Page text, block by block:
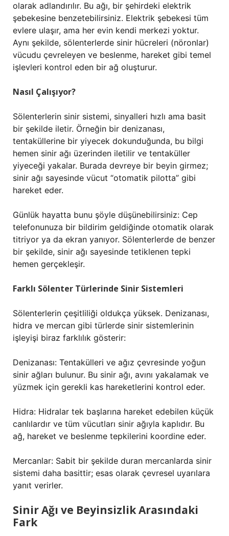
olarak adlandırılır. Bu ağı, bir şehirdeki elektrik
şebekesine benzetebilirsiniz. Elektrik şebekesi tüm
evlere ulaşır, ama her evin kendi merkezi yoktur.
Aynı şekilde, sölenterlerde sinir hücreleri (nöronlar)
vücudu çevreleyen ve beslenme, hareket gibi temel
işlevleri kontrol eden bir ağ oluşturur.
Nasıl Çalışıyor?
Sölenterlerin sinir sistemi, sinyalleri hızlı ama basit
bir şekilde iletir. Örneğin bir denizanası,
tentaküllerine bir yiyecek dokunduğunda, bu bilgi
hemen sinir ağı üzerinden iletilir ve tentaküller
yiyeceği yakalar. Burada devreye bir beyin girmez;
sinir ağı sayesinde vücut “otomatik pilotta” gibi
hareket eder.
Günlük hayatta bunu şöyle düşünebilirsiniz: Cep
telefonunuza bir bildirim geldiğinde otomatik olarak
titriyor ya da ekran yanıyor. Sölenterlerde de benzer
bir şekilde, sinir ağı sayesinde tetiklenen tepki
hemen gerçekleşir.
Farklı Sölenter Türlerinde Sinir Sistemleri
Sölenterlerin çeşitliliği oldukça yüksek. Denizanası,
hidra ve mercan gibi türlerde sinir sistemlerinin
işleyişi biraz farklılık gösterir:
Denizanası: Tentakülleri ve ağız çevresinde yoğun
sinir ağları bulunur. Bu sinir ağı, avını yakalamak ve
yüzmek için gerekli kas hareketlerini kontrol eder.
Hidra: Hidralar tek başlarına hareket edebilen küçük
canlılardır ve tüm vücutları sinir ağıyla kaplıdır. Bu
ağ, hareket ve beslenme tepkilerini koordine eder.
Mercanlar: Sabit bir şekilde duran mercanlarda sinir
sistemi daha basittir; esas olarak çevresel uyarılara
yanıt verirler.
Sinir Ağı ve Beyinsizlik Arasındaki
Fark